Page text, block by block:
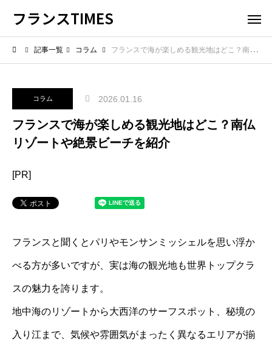
フランスTIMES
記事一覧 コラム フランスで海が楽しめる観光地はどこ？南仏リゾートや絶景ビーチを紹介
コラム 2026.01.16
フランスで海が楽しめる観光地はどこ？南仏
リゾートや絶景ビーチを紹介
[PR]
フランスと聞くとパリやモンサンミッシェルを思い浮か
べる方が多いですが、実は海の観光地も世界トップクラ
スの魅力を誇ります。
地中海のリゾートから大西洋のサーフスポット、秘境の
入り江まで、気候や雰囲気がまったく異なるエリアが揃